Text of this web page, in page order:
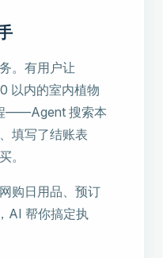
。有用户让
以内的室内植物
——Agent 搜索本
填写了结账表
。
购日用品、预订
AI 帮你搞定执